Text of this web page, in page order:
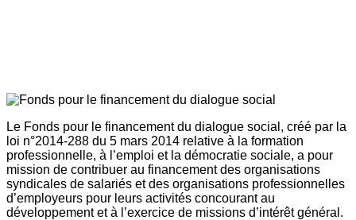
Le Fonds pour le financement du dialogue social, créé par la
loi n°2014-288 du 5 mars 2014 relative à la formation
professionnelle, à l’emploi et la démocratie sociale, a pour
mission de contribuer au financement des organisations
syndicales de salariés et des organisations professionnelles
d’employeurs pour leurs activités concourant au
développement et à l’exercice de missions d’intérêt général.